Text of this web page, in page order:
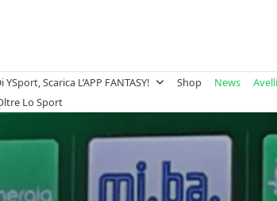
Scarica L’APP FANTASY! Shop News
Lo Sport